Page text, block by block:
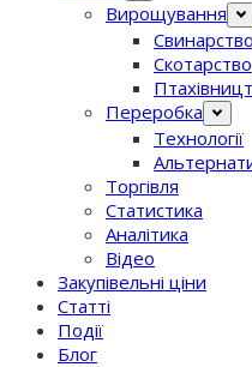
Вирощування
Свинарство
Скотарство
Переробка
Технології
Торгівля
Статистика
Аналітика
Відео
Закупівельні ціни
Статті
Події
Блог